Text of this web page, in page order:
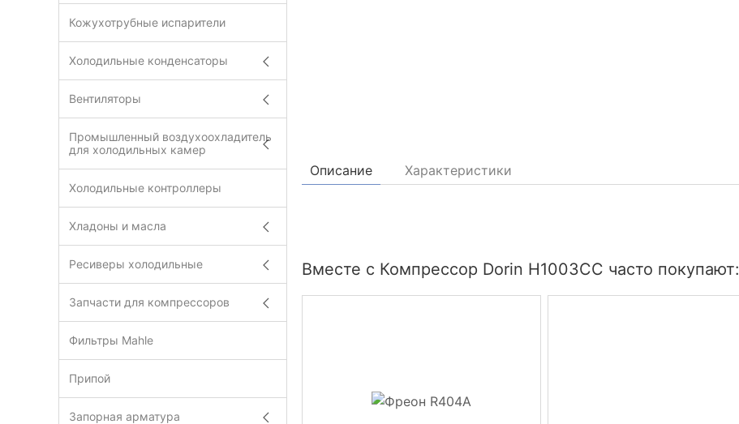
Описание Характеристики
Вместе с Компрессор Dorin H1003CC часто покупают:
Кожухотрубные испарители
Холодильные конденсаторы
Вентиляторы
Промышленный воздухоохладитель
для холодильных камер
Холодильные контроллеры
Хладоны и масла
Ресиверы холодильные
Запчасти для компрессоров
Фильтры Mahle
Припой
Запорная арматура